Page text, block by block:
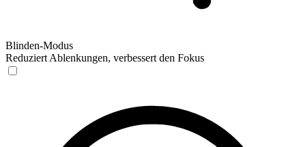
Blinden-Modus
Reduziert Ablenkungen, verbessert den Fokus